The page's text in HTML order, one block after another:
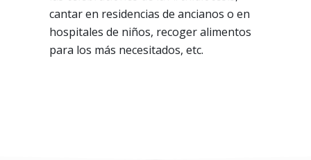
cantar en residencias de ancianos o en
hospitales de niños, recoger alimentos
para los más necesitados, etc.